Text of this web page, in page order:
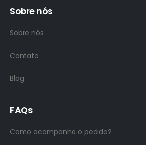
Sobre nós
Sobre nós
Contato
Blog
FAQs
Como acompanho o pedido?